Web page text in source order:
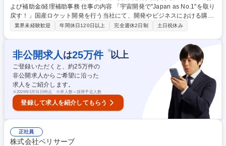
よび補助金/経理補助事務 仕事の内容 「宇宙開発で"Japan as No.1"を取り
戻す！」国産ロケット開発を行う当社にて、開発やビジネスにおける購買
にかかわる仕組みづくりおよびオペレーション対応を中心にお任せしま
組めるポジションです。 ・購買管理・支出管理（30～40%）― 主担当業
務 →主担当として購買事務オペレーション、ワークフロー構築業務など
・補助金会計事務サポート（30～40%）→主担当と連携し実施 ・経理業
務（20～30%） 経理メイン担当のダブルチェックとして遂行。 募集職種
【事業開発】購買事務・支出管理および補助金/経理補助事務
業界未経験歓迎 年間休日120日以上 完全週休2日制 土日祝休み
非公開求人 は25万件 ※以上
ご登録いただくと、約25万件の
非公開求人からご希望に沿った
求人をご紹介します。
※2026年3月31日時点 ※求人数＝採用予定人数
登録して求人を紹介してもらう
正社員
株式会社ベリサーブ